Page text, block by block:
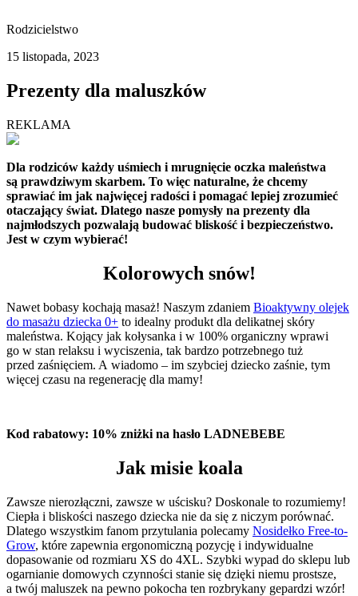
Rodzicielstwo
15 listopada, 2023
Prezenty dla maluszków
REKLAMA
Dla rodziców każdy uśmiech i mrugnięcie oczka maleństwa
są prawdziwym skarbem. To więc naturalne, że chcemy
sprawiać im jak najwięcej radości i pomagać lepiej zrozumieć
otaczający świat. Dlatego nasze pomysły na prezenty dla
najmłodszych pozwalają budować bliskość i bezpieczeństwo.
Jest w czym wybierać!
Kolorowych snów!
Nawet bobasy kochają masaż! Naszym zdaniem Bioaktywny olejek
do masażu dziecka 0+ to idealny produkt dla delikatnej skóry
maleństwa. Kojący jak kołysanka i w 100% organiczny wprawi
go w stan relaksu i wyciszenia, tak bardzo potrzebnego tuż
przed zaśnięciem. A wiadomo – im szybciej dziecko zaśnie, tym
więcej czasu na regenerację dla mamy!
Kod rabatowy: 10% zniżki na hasło LADNEBEBE
Jak misie koala
Zawsze nierozłączni, zawsze w uścisku? Doskonale to rozumiemy!
Ciepła i bliskości naszego dziecka nie da się z niczym porównać.
Dlatego wszystkim fanom przytulania polecamy Nosidełko Free-to-
Grow, które zapewnia ergonomiczną pozycję i indywidualne
dopasowanie od rozmiaru XS do 4XL. Szybki wypad do sklepu lub
ogarnianie domowych czynności stanie się dzięki niemu prostsze,
a twój maluszek na pewno pokocha ten rozbrykany gepardzi wzór!